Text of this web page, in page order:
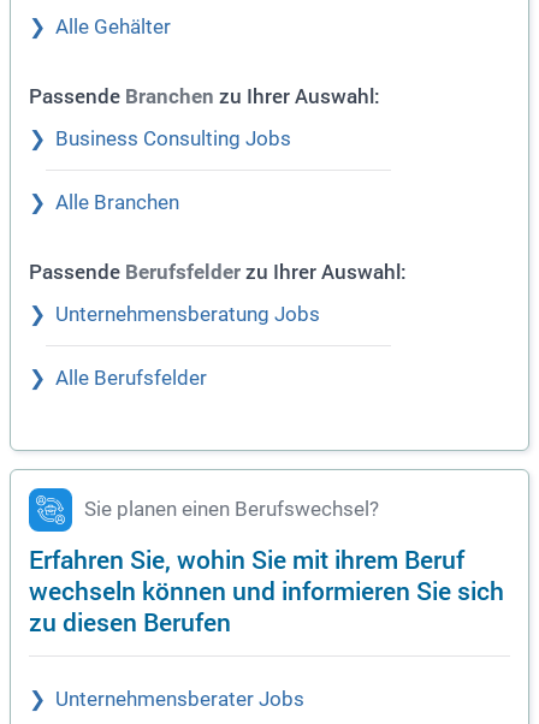
Alle Gehälter
Passende Branchen zu Ihrer Auswahl:
Business Consulting Jobs
Alle Branchen
Passende Berufsfelder zu Ihrer Auswahl:
Unternehmensberatung Jobs
Alle Berufsfelder
Sie planen einen Berufswechsel?
Erfahren Sie, wohin Sie mit ihrem Beruf
wechseln können und informieren Sie sich
zu diesen Berufen
Unternehmensberater Jobs